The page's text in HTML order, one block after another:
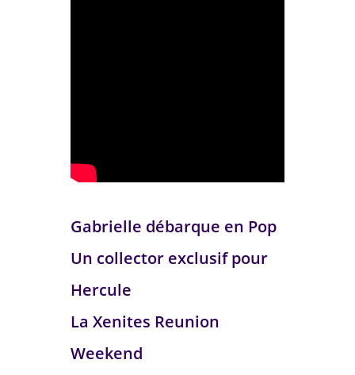
Gabrielle débarque en Pop
Un collector exclusif pour
Hercule
La Xenites Reunion
Weekend